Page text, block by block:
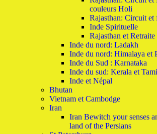
couleurs Holi
Rajasthan: Circuit et
Inde Spirituelle
Rajasthan et
Inde du nord: Ladakh
Inde du nord: Himalaya et
Inde du Sud : Karnataka
Inde du sud: Kerala et
Inde et Népal
Bhutan
Vietnam et Cambodge
Iran
Iran Bewitch your senses
land of the Persians